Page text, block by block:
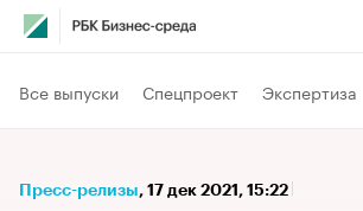
Все выпуски Спецпроект Экспертиза
Пресс-релизы⁠, 17 дек 2021, 15:22